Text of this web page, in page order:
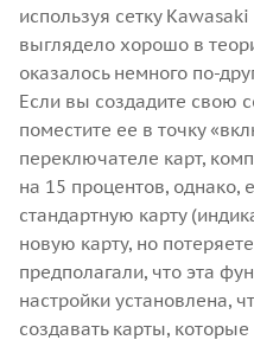
используя сетку
выглядело хорошо в
оказалось немного по-
Если вы создадите свою
поместите ее в точку
переключателе карт,
на 15 процентов, однако,
стандартную карту
новую карту, но
предполагали, что эта
настройки установлена,
создавать карты,